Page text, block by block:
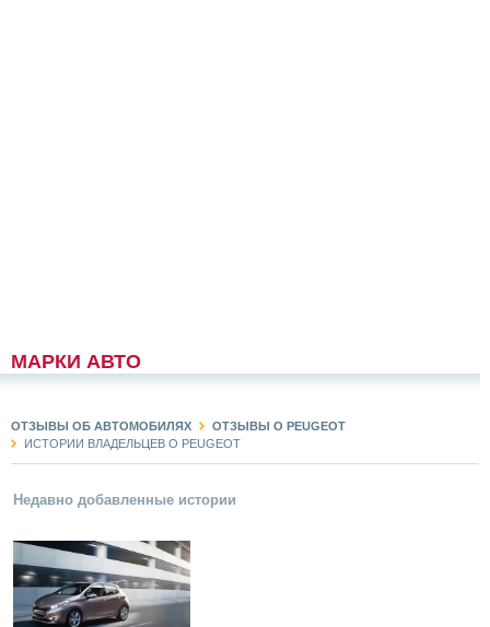
МАРКИ АВТО
ОТЗЫВЫ ОБ АВТОМОБИЛЯХ
ОТЗЫВЫ О PEUGEOT
ИСТОРИИ ВЛАДЕЛЬЦЕВ О PEUGEOT
Недавно добавленные истории